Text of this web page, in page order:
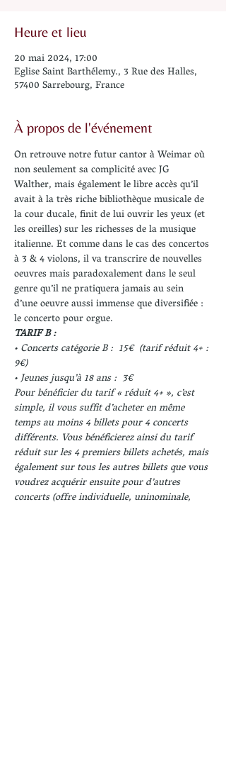
Heure et lieu
20 mai 2024, 17:00
Eglise Saint Barthélemy., 3 Rue des Halles,
57400 Sarrebourg, France
À propos de l'événement
On retrouve notre futur cantor à Weimar où
non seulement sa complicité avec JG
Walther, mais également le libre accès qu’il
avait à la très riche bibliothèque musicale de
la cour ducale, finit de lui ouvrir les yeux (et
les oreilles) sur les richesses de la musique
italienne. Et comme dans le cas des concertos
à 3 & 4 violons, il va transcrire de nouvelles
oeuvres mais paradoxalement dans le seul
genre qu’il ne pratiquera jamais au sein
d’une oeuvre aussi immense que diversifiée :
le concerto pour orgue.
TARIF B :
• Concerts catégorie B :  15€  (tarif réduit 4+ :
9€)
• Jeunes jusqu’à 18 ans :  3€
Pour bénéficier du tarif « réduit 4+ », c’est
simple, il vous suffit d’acheter en même
temps au moins 4 billets pour 4 concerts
différents. Vous bénéficierez ainsi du tarif
réduit sur les 4 premiers billets achetés, mais
également sur tous les autres billets que vous
voudrez acquérir ensuite pour d’autres
concerts (offre individuelle, uninominale,